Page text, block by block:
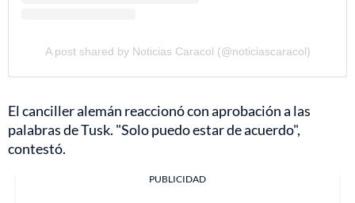
A post shared by Noticias Caracol (@noticiascaracol)
El canciller alemán reaccionó con aprobación a las
palabras de Tusk. "Solo puedo estar de acuerdo",
contestó.
PUBLICIDAD